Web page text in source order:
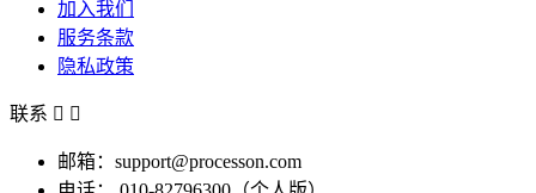
加入我们
服务条款
隐私政策
联系  
邮箱：support@processon.com